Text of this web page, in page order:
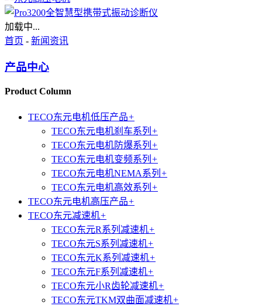
加载中...
首页 - 新闻资讯
产品中心
Product Column
TECO东元电机低压产品+
TECO东元电机刹车系列 +
TECO东元电机防爆系列 +
TECO东元电机变频系列 +
TECO东元电机NEMA系列 +
TECO东元电机高效系列 +
TECO东元电机高压产品+
TECO东元减速机+
TECO东元R系列减速机+
TECO东元S系列减速机+
TECO东元K系列减速机+
TECO东元F系列减速机+
TECO东元小R齿轮减速机+
TECO东元TKM双曲面减速机+